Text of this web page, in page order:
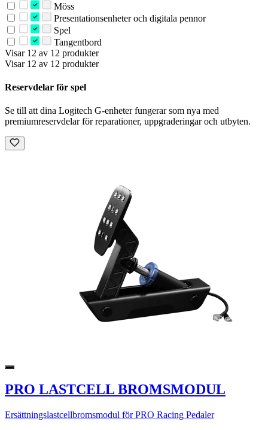
Möss
Presentationsenheter och digitala pennor
Spel
Tangentbord
Visar 12 av 12 produkter
Visar 12 av 12 produkter
Reservdelar för spel
Se till att dina Logitech G-enheter fungerar som nya med
premiumreservdelar för reparationer, uppgraderingar och utbyten.
PRO LASTCELL BROMSMODUL
Ersättningslastcellbromsmodul för PRO Racing Pedaler